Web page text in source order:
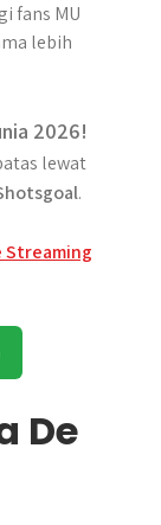
fans MU
lebih
2026!
lewat
.
De